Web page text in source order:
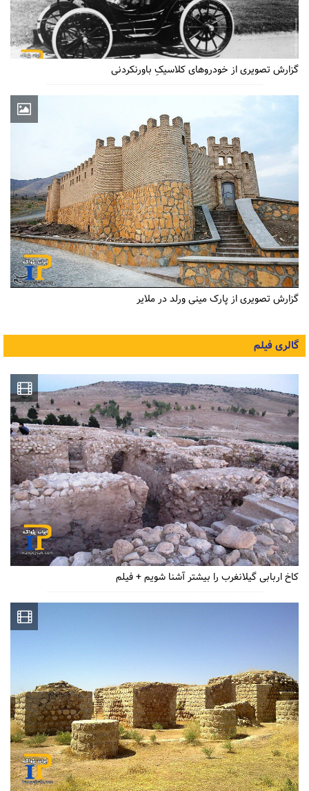
گزارش تصویری از خودروهای کلاسیکِ باورنکردنی
گزارش تصویری از پارک مینی ورلد در ملایر
گالری فیلم
کاخ اربابی گیلانغرب را بیشتر آشنا شویم + فیلم